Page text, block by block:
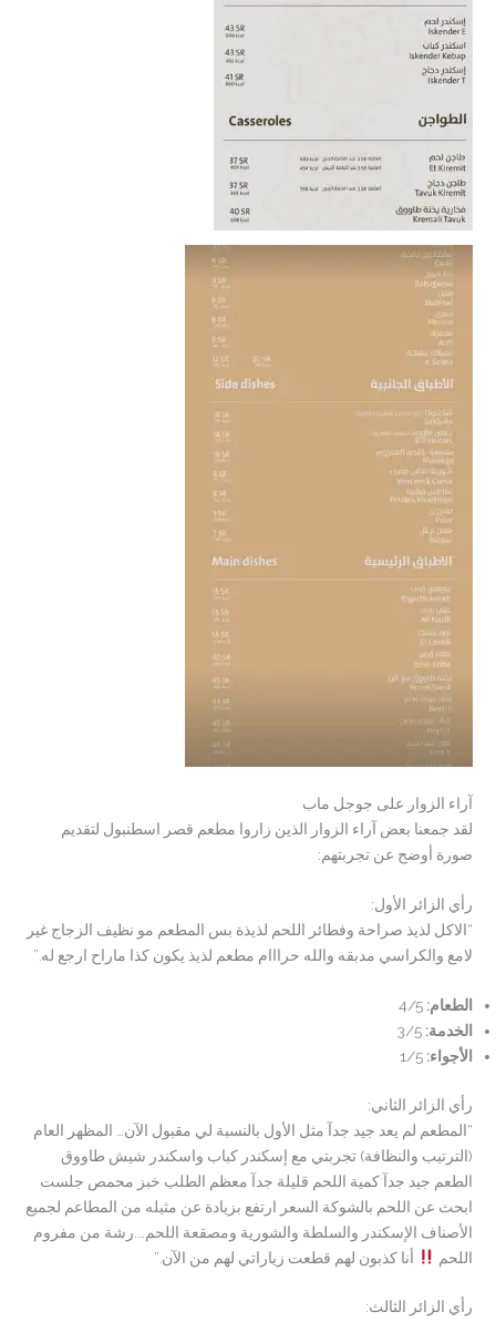
آراء الزوار على جوجل ماب
لقد جمعنا بعض آراء الزوار الذين زاروا مطعم قصر اسطنبول لتقديم
صورة أوضح عن تجربتهم:
رأي الزائر الأول:
“الاكل لذيذ صراحة وفطائر اللحم لذيذة بس المطعم مو نظيف الزجاج غير
لامع والكراسي مدبقه والله حرااام مطعم لذيذ يكون كذا ماراح ارجع له.”
الطعام:
4/5
الخدمة:
3/5
الأجواء:
1/5
رأي الزائر الثاني:
“المطعم لم يعد جيد جدآ مثل الأول بالنسبة لي مقبول الآن… المظهر العام
(الترتيب والنظافة) تجربتي مع إسكندر كباب واسكندر شيش طاووق
الطعم جيد جدآ كمية اللحم قليلة جدآ معظم الطلب خبز محمص جلست
ابحث عن اللحم بالشوكة السعر ارتفع بزيادة عن مثيله من المطاعم لجميع
الأصناف الإسكندر والسلطة والشورية ومصقعة اللحم….رشة من مفروم
اللحم
أنا كذبون لهم قطعت زياراتي لهم من الآن.”
رأي الزائر الثالث: